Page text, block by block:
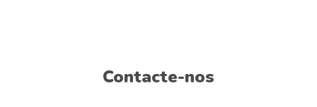
Contacte-nos